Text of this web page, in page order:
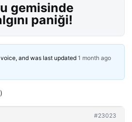
gemisinde
paniği!
and was last updated 1 month ago
#23023